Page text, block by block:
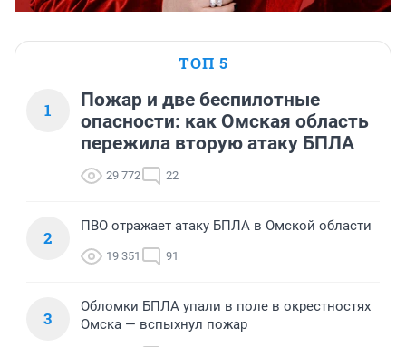
ТОП 5
1
Пожар и две беспилотные
опасности: как Омская область
пережила вторую атаку БПЛА
29 772 22
2
ПВО отражает атаку БПЛА в Омской области
19 351 91
3
Обломки БПЛА упали в поле в окрестностях
Омска — вспыхнул пожар